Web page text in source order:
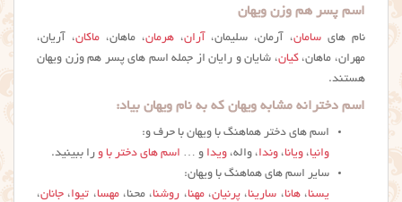
اسم پسر هم وزن ویهان
نام های سامان، آرمان، سلیمان، آران،هرمان، ماهان،ماکان، آریان،
مهران، ماهان،کیان، شایان و رایان از جمله اسم های پسر هم وزن ويهان
هستند.
اسم دخترانه مشابه ویهان که به نام ویهان بیاد:
اسم های دختر هماهنگ با ویهان با حرف و:
وانیا، ویانا، وندا، واله، ویدا و … اسم های دختر با و را ببینید.
سایر اسم های هماهنگ با ویهان:
یسنا،هانا، سارینا، پرنیان،مهنا، روشنا، محنا،مهسا، تیوا، جانان،